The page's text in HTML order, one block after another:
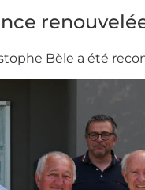
Bèle a été